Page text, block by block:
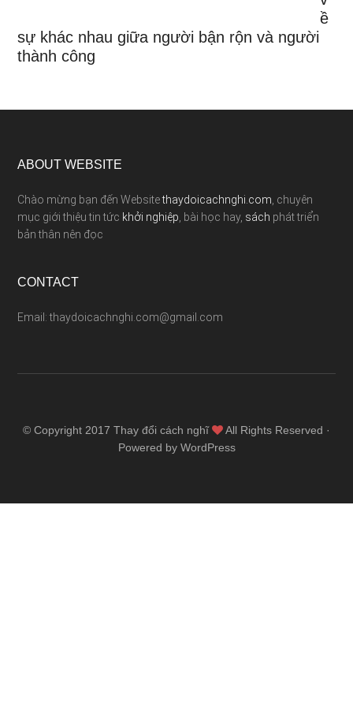
ề
sự khác nhau giữa người bận rộn và người
thành công
ABOUT WEBSITE
Chào mừng bạn đến Websitethaydoicachnghi.com , chuyên
mục giới thiệu tin tức khởi nghiệp , bài học hay, sách phát triển
bản thân nên đọc
CONTACT
Email: thaydoicachnghi.com@gmail.com
© Copyright 2017 Thay đổi cách nghĩ
All Rights Reserved ·
Powered by WordPress